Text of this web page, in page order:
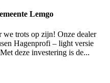
Lemgo
we trots op zijn! Onze dealer
Hagenprofi – light versie
deze investering is de...